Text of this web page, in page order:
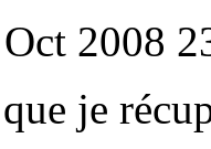
2008
je